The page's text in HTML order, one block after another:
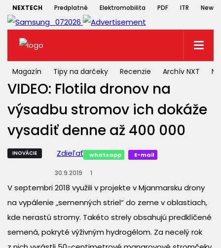
NEXTECH Predplatné Elektromobilita PDF ITR
Magazín Tipy na darčeky Recenzie Archív NXT
VIDEO: Flotila dronov na
výsadbu stromov ich dokáže
vysadiť denne až 400 000
INOVÁCIE Zdieľať whatsapp E-mail
30.9.2019 1
V septembri 2018 využili v projekte v Mjanmarsku drony
na vypálenie „semenných striel“ do zeme v oblastiach,
kde nerastú stromy. Takéto strely obsahujú predklíčené
semená, pokryté výživným hydrogélom. Za necelý rok